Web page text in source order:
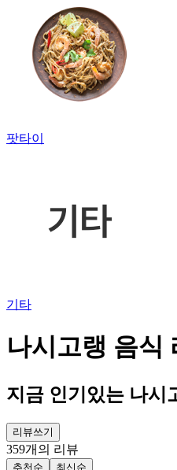
팟타이
기타
나시고랭 음식
지금 인기있는 나시
리뷰쓰기
359개의 리뷰
추천순 최신순